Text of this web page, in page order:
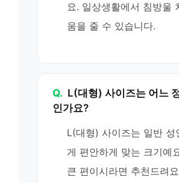
요. 일상생활에서 침방울
움을 줄 수 있습니다.
Q. L(대형) 사이즈는 어느
인가요?
L(대형) 사이즈는 일반 성
게 편안하게 맞는 크기예
큰 편이시라면 추천드려